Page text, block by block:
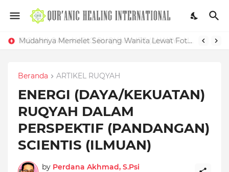
Mudahnya Memelet Seorang Wanita Lewat Foto di Facebook
Beranda ARTIKEL RUQYAH
ENERGI (DAYA/KEKUATAN)
RUQYAH DALAM
PERSPEKTIF (PANDANGAN)
SCIENTIS (ILMUAN)
by Perdana Akhmad, S.Psi